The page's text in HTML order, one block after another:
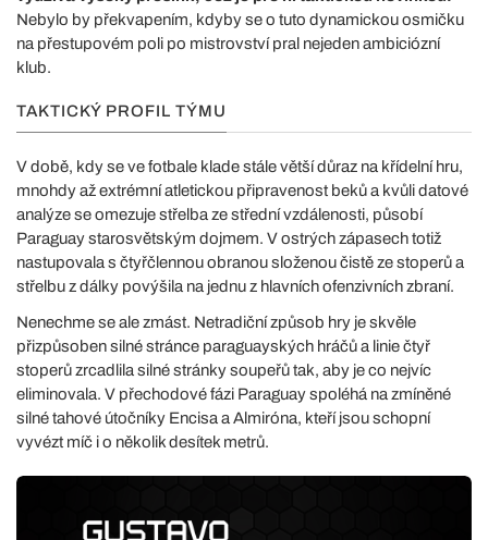
Nebylo by překvapením, kdyby se o tuto dynamickou osmičku
na přestupovém poli po mistrovství pral nejeden ambiciózní
klub.
TAKTICKÝ PROFIL TÝMU
V době, kdy se ve fotbale klade stále větší důraz na křídelní hru,
mnohdy až extrémní atletickou připravenost beků a kvůli datové
analýze se omezuje střelba ze střední vzdálenosti, působí
Paraguay starosvětským dojmem. V ostrých zápasech totiž
nastupovala s čtyřčlennou obranou složenou čistě ze stoperů a
střelbu z dálky povýšila na jednu z hlavních ofenzivních zbraní.
Nenechme se ale zmást. Netradiční způsob hry je skvěle
přizpůsoben silné stránce paraguayských hráčů a linie čtyř
stoperů zrcadlila silné stránky soupeřů tak, aby je co nejvíc
eliminovala. V přechodové fázi Paraguay spoléhá na zmíněné
silné tahové útočníky Encisa a Almiróna, kteří jsou schopní
vyvézt míč i o několik desítek metrů.